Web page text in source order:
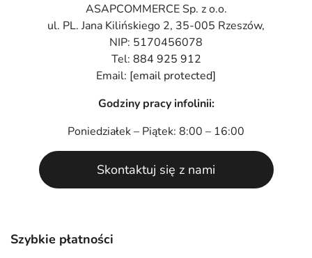
Szybkie płatności
ASAPCOMMERCE Sp. z o.o.
ul. PL. Jana Kilińskiego 2, 35-005 Rzeszów,
NIP: 5170456078
Tel: 884 925 912
Email: [email protected]
Godziny pracy infolinii:
Poniedziałek – Piątek: 8:00 – 16:00
Skontaktuj się z nami